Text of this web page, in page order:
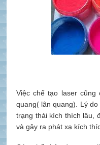
Việc chế tạo laser cũng
quang( lân quang). Lý
trạng thái kích thích lâu,
và gây ra phát xạ kích